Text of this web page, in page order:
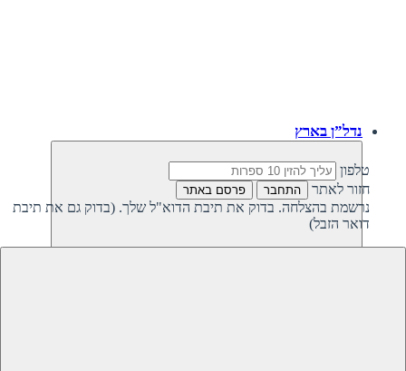
טלפון
חזור לאתר
התחבר פרסם באתר
נרשמת בהצלחה. בדוק את תיבת הדוא"ל שלך. (בדוק גם את תיבת
דואר הזבל)
נדל”ן בארץ